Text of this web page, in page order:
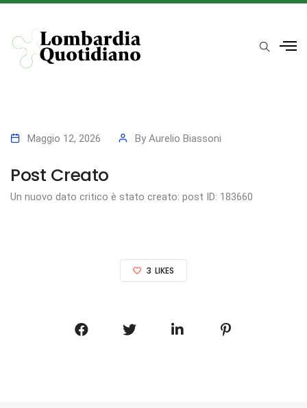
Maggio 12, 2026 By Aurelio Biassoni
Post Creato
Un nuovo dato critico è stato creato: post ID: 183660
3 LIKES